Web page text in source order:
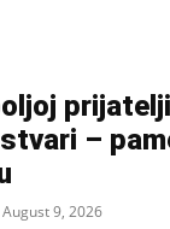
–
August 9, 2026